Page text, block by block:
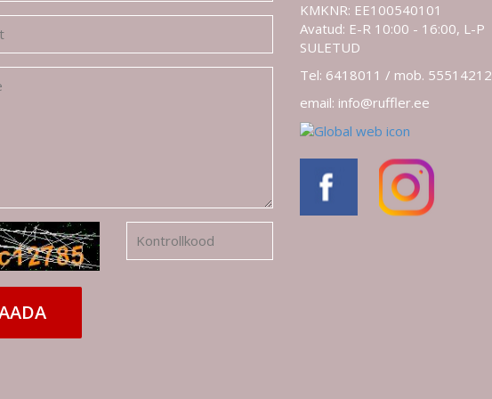
KMKNR: EE100540101
Avatud: E-R 10:00 - 16:00, L-P
SULETUD
Tel: 6418011 / mob. 55514212
email: info@ruffler.ee